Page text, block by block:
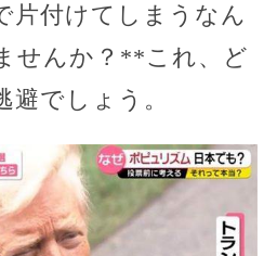
片付けてしまうなん
せんか？**これ、ど
避でしょう。